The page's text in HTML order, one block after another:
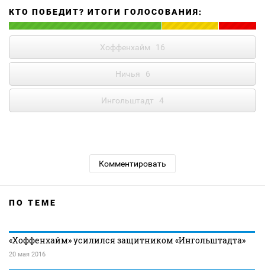
КТО ПОБЕДИТ? ИТОГИ ГОЛОСОВАНИЯ:
Хоффенхайм 16
Ничья 6
Ингольштадт 4
Комментировать
ПО ТЕМЕ
«Хоффенхайм» усилился защитником «Ингольштадта»
20 мая 2016